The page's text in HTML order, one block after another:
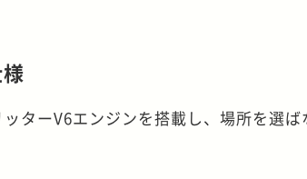
ターV6エンジンを搭載し、場所を選ば